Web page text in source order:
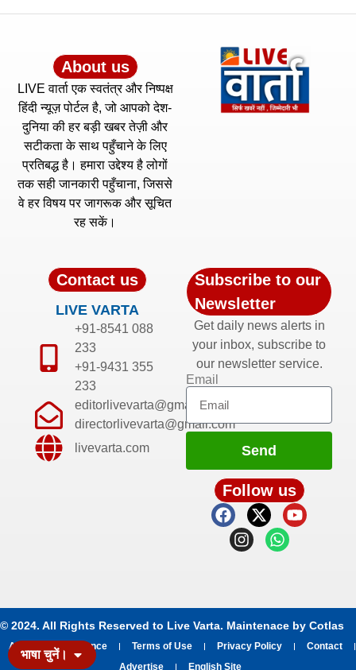
भाषा चुनें।
About us
LIVE वार्ता एक स्वतंत्र और निष्पक्ष
हिंदी न्यूज़ पोर्टल है, जो आपको देश-
दुनिया की हर बड़ी खबर तेज़ी और
सटीकता के साथ पहुँचाने के लिए
प्रतिबद्ध है। हमारा उद्देश्य है लोगों
तक सही जानकारी पहुँचाना, जिससे
वे हर विषय पर जागरूक और सूचित
रह सकें।
Contact us
LIVE VARTA
+91-8541 088
233
+91-9431 355
233
editorlivevarta@gmail.com
directorlivevarta@gmail.com
livevarta.com
Subscribe to our
Newsletter
Get daily news alerts in
your inbox, subscribe to
our newsletter service.
Email
Send
Follow us
© 2024. All Rights Reserved to Live Varta. Maintenace by Cotlas
About Grievance Terms of Use Privacy Policy
Contact
Advertise
English Site